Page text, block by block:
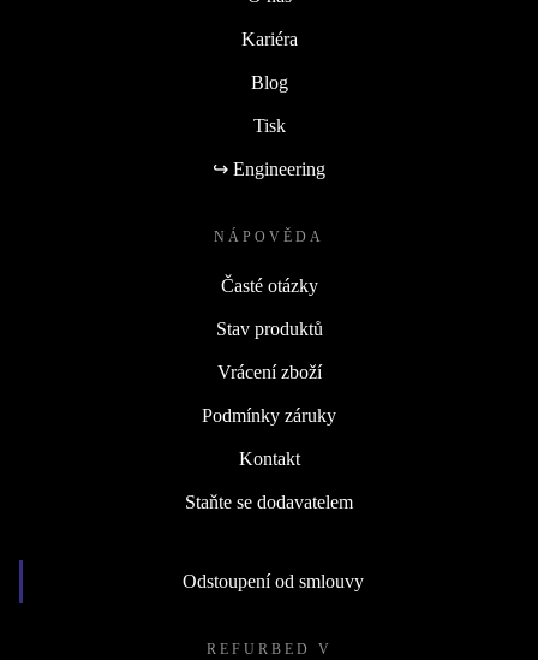
Kariéra
Blog
Tisk
↪ Engineering
NÁPOVĚDA
Časté otázky
Stav produktů
Vrácení zboží
Podmínky záruky
Kontakt
Staňte se dodavatelem
Odstoupení od smlouvy
REFURBED V